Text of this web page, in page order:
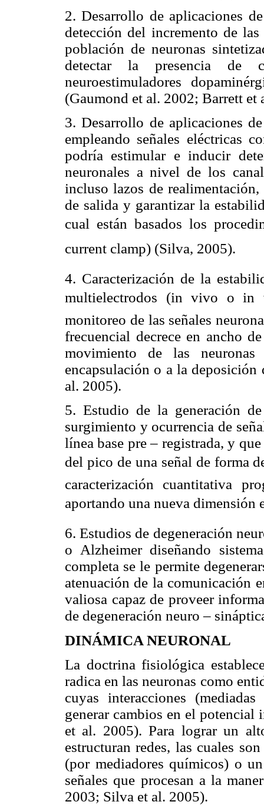
2. Desarrollo de aplicaciones
detección del incremento de
población de neuronas
detectar la presencia de
neuroestimuladores
(Gaumond et al. 2002; Barrett
3. Desarrollo de aplicaciones
empleando señales eléctricas
podría estimular e inducir
neuronales a nivel de los
incluso lazos de
de salida y garantizar la
cual están basados los
current clamp) (Silva, 2005).
4. Caracterización de la
multielectrodos (in vivo o
monitoreo de las señales
frecuencial decrece en ancho
movimiento de las
encapsulación o a la
al. 2005).
5. Estudio de la generación
surgimiento y ocurrencia de
línea base pre – registrada, y
del pico de una señal de forma
caracterización cuantitativa
aportando una nueva dimensión
6. Estudios de degeneración
o Alzheimer diseñando
completa se le permite
atenuación de la comunicación
valiosa capaz de proveer
de degeneración neuro –
DINÁMICA NEURONAL
La doctrina fisiológica
radica en las neuronas como
cuyas interacciones
generar cambios en el potencial
et al. 2005). Para lograr un
estructuran redes, las cuales
(por mediadores químicos) o
señales que procesan a la
2003; Silva et al. 2005).